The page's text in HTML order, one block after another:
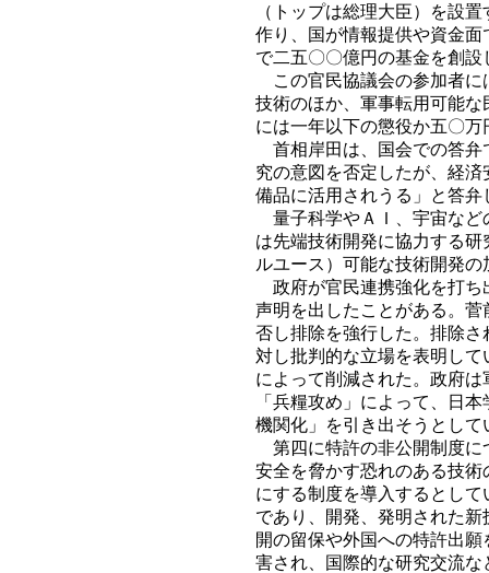
（トップは総理大臣）を設
作り、国が情報提供や資金
で二五〇〇億円の基金を創
この官民協議会の参加者に
技術のほか、軍事転用可能
には一年以下の懲役か五〇
首相岸田は、国会での答弁
究の意図を否定したが、経
備品に活用されうる」と答
量子科学やＡＩ、宇宙など
は先端技術開発に協力する
ルユース）可能な技術開発
政府が官民連携強化を打ち
声明を出したことがある。
否し排除を強行した。排除
対し批判的な立場を表明し
によって削減された。政府
「兵糧攻め」によって、日
機関化」を引き出そうとして
第四に特許の非公開制度に
安全を脅かす恐れのある技
にする制度を導入するとし
であり、開発、発明された
開の留保や外国への特許出
害され、国際的な研究交流